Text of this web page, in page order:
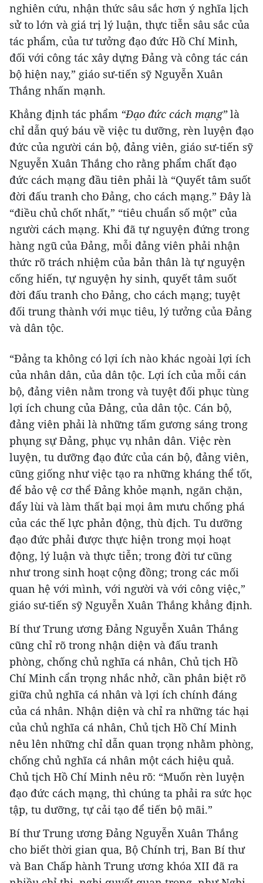
nghiên cứu, nhận thức sâu sắc hơn ý nghĩa lịch
sử to lớn và giá trị lý luận, thực tiễn sâu sắc của
tác phẩm, của tư tưởng đạo đức Hồ Chí Minh,
đối với công tác xây dựng Đảng và công tác cán
bộ hiện nay,” giáo sư-tiến sỹ Nguyễn Xuân
Thắng nhấn mạnh.
Khẳng định tác phẩm “Đạo đức cách mạng”là
chỉ dẫn quý báu về việc tu dưỡng, rèn luyện đạo
đức của người cán bộ, đảng viên, giáo sư-tiến sỹ
Nguyễn Xuân Thắng cho rằng phẩm chất đạo
đức cách mạng đầu tiên phải là “Quyết tâm suốt
đời đấu tranh cho Đảng, cho cách mạng.” Đây là
“điều chủ chốt nhất,” “tiêu chuẩn số một” của
người cách mạng. Khi đã tự nguyện đứng trong
hàng ngũ của Đảng, mỗi đảng viên phải nhận
thức rõ trách nhiệm của bản thân là tự nguyện
cống hiến, tự nguyện hy sinh, quyết tâm suốt
đời đấu tranh cho Đảng, cho cách mạng; tuyệt
đối trung thành với mục tiêu, lý tưởng của Đảng
và dân tộc.
“Đảng ta không có lợi ích nào khác ngoài lợi ích
của nhân dân, của dân tộc. Lợi ích của mỗi cán
bộ, đảng viên nằm trong và tuyệt đối phục tùng
lợi ích chung của Đảng, của dân tộc. Cán bộ,
đảng viên phải là những tấm gương sáng trong
phụng sự Đảng, phục vụ nhân dân. Việc rèn
luyện, tu dưỡng đạo đức của cán bộ, đảng viên,
cũng giống như việc tạo ra những kháng thể tốt,
để bảo vệ cơ thể Đảng khỏe mạnh, ngăn chặn,
đẩy lùi và làm thất bại mọi âm mưu chống phá
của các thế lực phản động, thù địch. Tu dưỡng
đạo đức phải được thực hiện trong mọi hoạt
động, lý luận và thực tiễn; trong đời tư cũng
như trong sinh hoạt cộng đồng; trong các mối
quan hệ với mình, với người và với công việc,”
giáo sư-tiến sỹ Nguyễn Xuân Thắng khẳng định.
Bí thư Trung ương Đảng Nguyễn Xuân Thắng
cũng chỉ rõ trong nhận diện và đấu tranh
phòng, chống chủ nghĩa cá nhân, Chủ tịch Hồ
Chí Minh cẩn trọng nhắc nhở, cần phân biệt rõ
giữa chủ nghĩa cá nhân và lợi ích chính đáng
của cá nhân. Nhận diện và chỉ ra những tác hại
của chủ nghĩa cá nhân, Chủ tịch Hồ Chí Minh
nêu lên những chỉ dẫn quan trọng nhằm phòng,
chống chủ nghĩa cá nhân một cách hiệu quả.
Chủ tịch Hồ Chí Minh nêu rõ: “Muốn rèn luyện
đạo đức cách mạng, thì chúng ta phải ra sức học
tập, tu dưỡng, tự cải tạo để tiến bộ mãi.”
Bí thư Trung ương Đảng Nguyễn Xuân Thắng
cho biết thời gian qua, Bộ Chính trị, Ban Bí thư
và Ban Chấp hành Trung ương khóa XII đã ra